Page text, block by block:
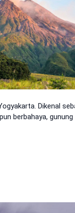
Dikenal
berbahaya,